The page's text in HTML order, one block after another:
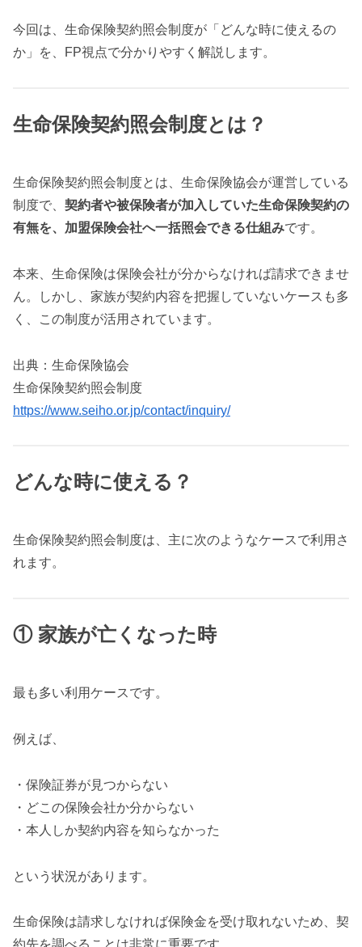
今回は、生命保険契約照会制度が「どんな時に使えるの
か」を、FP視点で分かりやすく解説します。
生命保険契約照会制度とは？
生命保険契約照会制度とは、生命保険協会が運営している
制度で、 契約者や被保険者が加入していた生命保険契約の
有無を、加盟保険会社へ一括照会できる仕組みです。
本来、生命保険は保険会社が分からなければ請求できませ
ん。しかし、家族が契約内容を把握していないケースも多
く、この制度が活用されています。
出典：生命保険協会
生命保険契約照会制度
https://www.seiho.or.jp/contact/inquiry/
どんな時に使える？
生命保険契約照会制度は、主に次のようなケースで利用さ
れます。
① 家族が亡くなった時
最も多い利用ケースです。
例えば、
・保険証券が見つからない
・どこの保険会社か分からない
・本人しか契約内容を知らなかった
という状況があります。
生命保険は請求しなければ保険金を受け取れないため、契